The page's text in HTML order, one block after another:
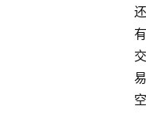
还
有
交
易
空